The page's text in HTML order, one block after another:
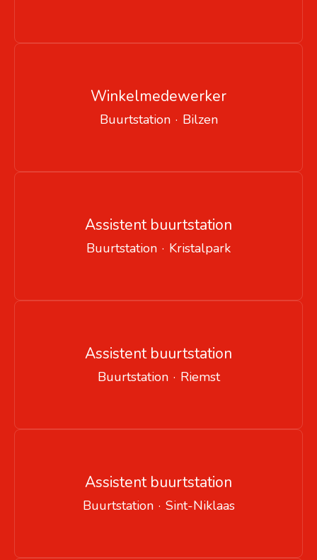
Winkelmedewerker
Buurtstation · Bilzen
Assistent buurtstation
Buurtstation · Kristalpark
Assistent buurtstation
Buurtstation · Riemst
Assistent buurtstation
Buurtstation · Sint-Niklaas